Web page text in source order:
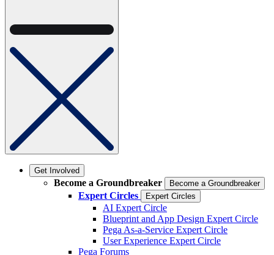
Get Involved
Become a Groundbreaker Become a Groundbreaker
Expert Circles Expert Circles
AI Expert Circle
Blueprint and App Design Expert Circle
Pega As-a-Service Expert Circle
User Experience Expert Circle
Pega Forums